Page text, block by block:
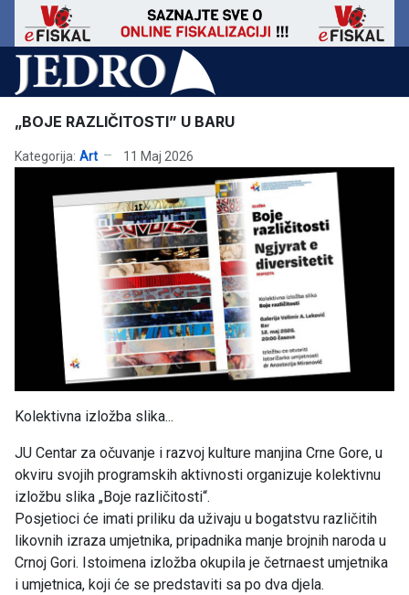
„BOJE RAZLIČITOSTI” U BARU
Kategorija: Art 11 Maj 2026
Kolektivna izložba slika...
JU Centar za očuvanje i razvoj kulture manjina Crne Gore, u
okviru svojih programskih aktivnosti organizuje kolektivnu
izložbu slika „Boje različitosti“.
Posjetioci će imati priliku da uživaju u bogatstvu različitih
likovnih izraza umjetnika, pripadnika manje brojnih naroda u
Crnoj Gori. Istoimena izložba okupila je četrnaest umjetnika
i umjetnica, koji će se predstaviti sa po dva djela.